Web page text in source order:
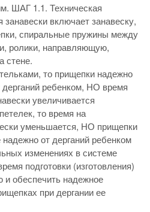
ШАГ 1.1. Техническая
включает занавеску,
спиральные пружины между
ролики, направляющую,
стене.
то прищепки надежно
ребенком, НО время
увеличивается
то время на
уменьшается, НО прищепки
от дерганий ребенком
изменениях в системе
подготовки (изготовления)
обеспечить надежное
при дергании ее